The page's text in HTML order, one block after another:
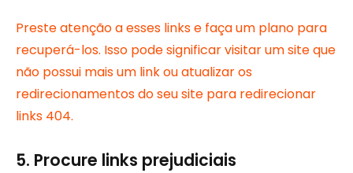
Preste atenção a esses links e faça um plano para
recuperá-los. Isso pode significar visitar um site que
não possui mais um link ou atualizar os
redirecionamentos do seu site para redirecionar
links 404.
5. Procure links prejudiciais